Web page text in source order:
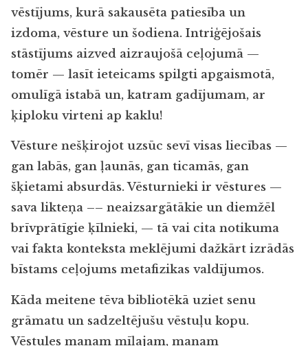
vēstījums, kurā sakausēta patiesība un
izdoma, vēsture un šodiena. Intriģējošais
stāstījums aizved aizraujošā ceļojumā —
tomēr — lasīt ieteicams spilgti apgaismotā,
omulīgā istabā un, katram gadījumam, ar
ķiploku virteni ap kaklu!
Vēsture nešķirojot uzsūc sevī visas liecības —
gan labās, gan ļaunās, gan ticamās, gan
šķietami absurdās. Vēsturnieki ir vēstures —
sava likteņa –– neaizsargātākie un diemžēl
brīvprātīgie ķīlnieki, — tā vai cita notikuma
vai fakta konteksta meklējumi dažkārt izrādās
bīstams ceļojums metafizikas valdījumos.
Kāda meitene tēva bibliotēkā uziet senu
grāmatu un sadzeltējušu vēstuļu kopu.
Vēstules manam mīļajam, manam